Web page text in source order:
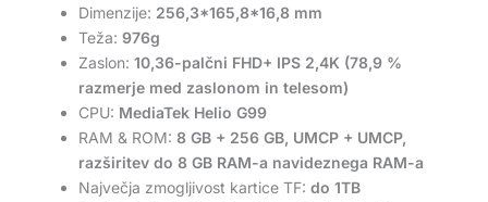
Dimenzije: 256,3*165,8*16,8 mm
Teža: 976g
Zaslon: 10,36-palčni FHD+ IPS 2,4K (78,9 %
razmerje med zaslonom in telesom)
CPU: MediaTek Helio G99
RAM & ROM: 8 GB + 256 GB, UMCP + UMCP,
razširitev do 8 GB RAM-a navideznega RAM-a
Največja zmogljivost kartice TF: do 1TB